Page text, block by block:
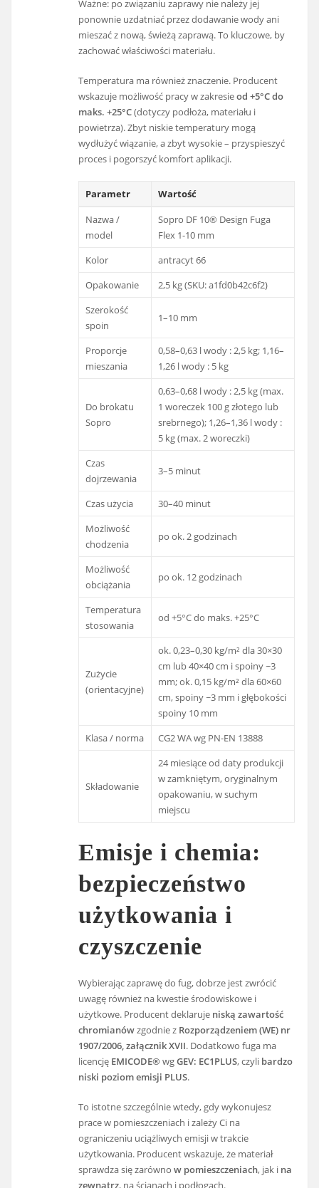
Ważne: po związaniu zaprawy nie należy jej
ponownie uzdatniać przez dodawanie wody ani
mieszać z nową, świeżą zaprawą. To kluczowe, by
zachować właściwości materiału.
Temperatura ma również znaczenie. Producent
wskazuje możliwość pracy w zakresieod +5°C do
maks. +25°C(dotyczy podłoża, materiału i
powietrza). Zbyt niskie temperatury mogą
wydłużyć wiązanie, a zbyt wysokie – przyspieszyć
proces i pogorszyć komfort aplikacji.
Parametr
Wartość
Nazwa /
model
Sopro DF 10® Design Fuga
Flex 1-10 mm
Kolor
antracyt 66
Opakowanie
2,5 kg (SKU: a1fd0b42c6f2)
Szerokość
spoin
1–10 mm
Proporcje
mieszania
0,58–0,63 l wody : 2,5 kg; 1,16–
1,26 l wody : 5 kg
Do brokatu
Sopro
0,63–0,68 l wody : 2,5 kg (max.
1 woreczek 100 g złotego lub
srebrnego); 1,26–1,36 l wody :
5 kg (max. 2 woreczki)
Czas
dojrzewania
3–5 minut
Czas użycia
30–40 minut
Możliwość
chodzenia
po ok. 2 godzinach
Możliwość
obciążania
po ok. 12 godzinach
Temperatura
stosowania
od +5°C do maks. +25°C
Zużycie
(orientacyjne)
ok. 0,23–0,30 kg/m² dla 30×30
cm lub 40×40 cm i spoiny ~3
mm; ok. 0,15 kg/m² dla 60×60
cm, spoiny ~3 mm i głębokości
spoiny 10 mm
Klasa / norma
CG2 WA wg PN-EN 13888
Składowanie
24 miesiące od daty produkcji
w zamkniętym, oryginalnym
opakowaniu, w suchym
miejscu
Emisje i chemia:
bezpieczeństwo
użytkowania i
czyszczenie
Wybierając zaprawę do fug, dobrze jest zwrócić
uwagę również na kwestie środowiskowe i
użytkowe. Producent deklaruje niską zawartość
chromianówzgodnie z Rozporządzeniem (WE) nr
1907/2006, załącznik XVII. Dodatkowo fuga ma
licencję EMICODE®wgGEV: EC1PLUS, czyli bardzo
niski poziom emisji PLUS.
To istotne szczególnie wtedy, gdy wykonujesz
prace w pomieszczeniach i zależy Ci na
ograniczeniu uciążliwych emisji w trakcie
użytkowania. Producent wskazuje, że materiał
sprawdza się zarównow pomieszczeniach, jak i na
zewnątrz, na ścianach i podłogach.